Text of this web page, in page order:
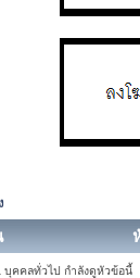
บุคคลทั่วไป กำลังดูหัวข้อนี้